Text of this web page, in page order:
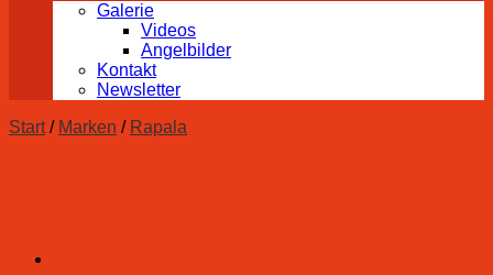
Galerie
Videos
Angelbilder
Kontakt
Newsletter
Start / Marken / Rapala